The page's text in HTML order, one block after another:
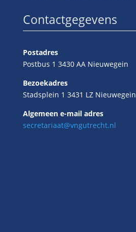
Contactgegevens
Postadres
Postbus 1 3430 AA Nieuwegein
Bezoekadres
Stadsplein 1 3431 LZ Nieuwegein
Algemeen e-mail adres
secretariaat@vngutrecht.nl